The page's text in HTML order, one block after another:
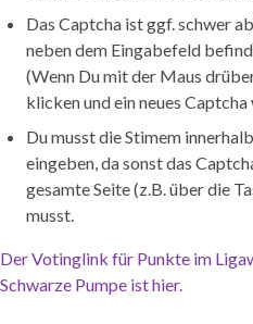
Das Captcha ist ggf. schwer
neben dem Eingabefeld
(Wenn Du mit der Maus
klicken und ein neues
Du musst die Stimem
eingeben, da sonst das
gesamte Seite (z.B. über die
musst.
Der Votinglink für Punkte im
Schwarze Pumpe ist hier.